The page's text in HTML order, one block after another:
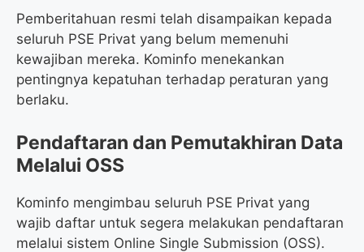
Pemberitahuan resmi telah disampaikan kepada
seluruh PSE Privat yang belum memenuhi
kewajiban mereka. Kominfo menekankan
pentingnya kepatuhan terhadap peraturan yang
berlaku.
Pendaftaran dan Pemutakhiran Data
Melalui OSS
Kominfo mengimbau seluruh PSE Privat yang
wajib daftar untuk segera melakukan pendaftaran
melalui sistem Online Single Submission (OSS).